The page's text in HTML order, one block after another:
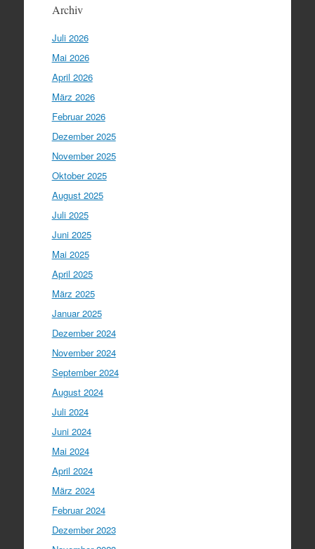
Archiv
Juli 2026
Mai 2026
April 2026
März 2026
Februar 2026
Dezember 2025
November 2025
Oktober 2025
August 2025
Juli 2025
Juni 2025
Mai 2025
April 2025
März 2025
Januar 2025
Dezember 2024
November 2024
September 2024
August 2024
Juli 2024
Juni 2024
Mai 2024
April 2024
März 2024
Februar 2024
Dezember 2023